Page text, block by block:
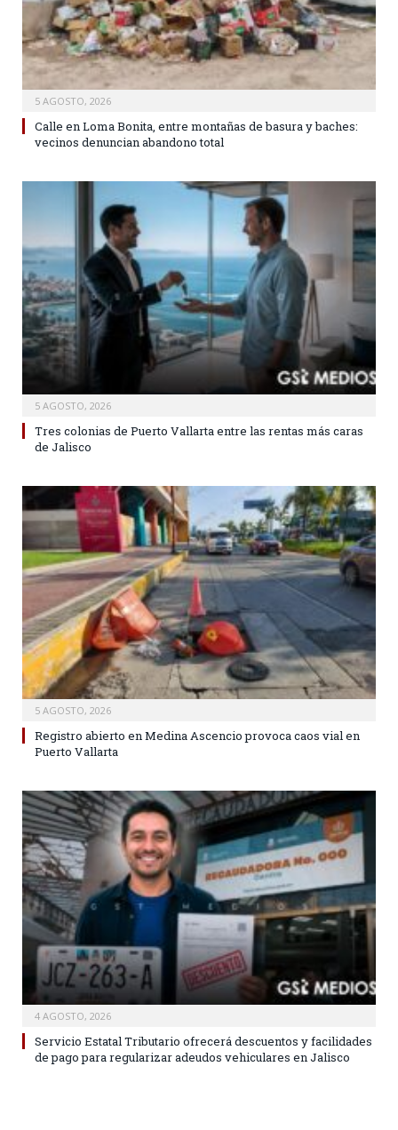
5 AGOSTO, 2026
Calle en Loma Bonita, entre montañas de basura y baches:
vecinos denuncian abandono total
5 AGOSTO, 2026
Tres colonias de Puerto Vallarta entre las rentas más caras
de Jalisco
5 AGOSTO, 2026
Registro abierto en Medina Ascencio provoca caos vial en
Puerto Vallarta
4 AGOSTO, 2026
Servicio Estatal Tributario ofrecerá descuentos y facilidades
de pago para regularizar adeudos vehiculares en Jalisco